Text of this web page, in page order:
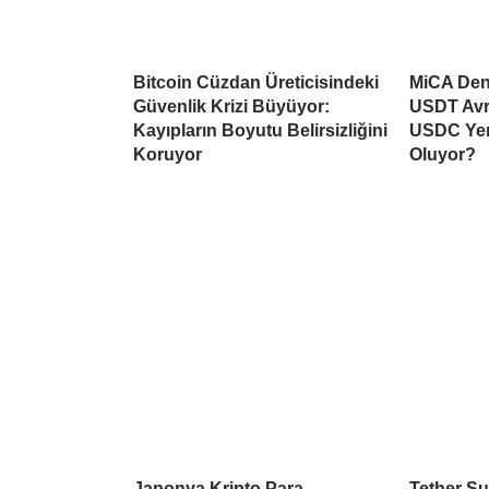
Bitcoin Cüzdan Üreticisindeki
Güvenlik Krizi Büyüyor:
Kayıpların Boyutu Belirsizliğini
Koruyor
MiCA
USDT
USDC
Oluyor?